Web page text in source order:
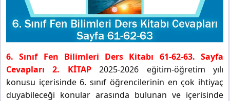
6. Sınıf Fen Bilimleri Ders Kitabı 61-62-63. Sayfa
Cevapları 2. KİTAP2025-2026 eğitim-öğretim yılı
konusu içerisinde 6. sınıf öğrencilerinin en çok ihtiyaç
duyabileceği konular arasında bulunan ve içerisinde